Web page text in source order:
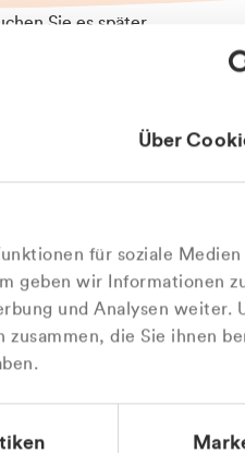
Über
für soziale
geben wir Informationen
und Analysen weiter.
die Sie ihnen
Sie es später
persönlich